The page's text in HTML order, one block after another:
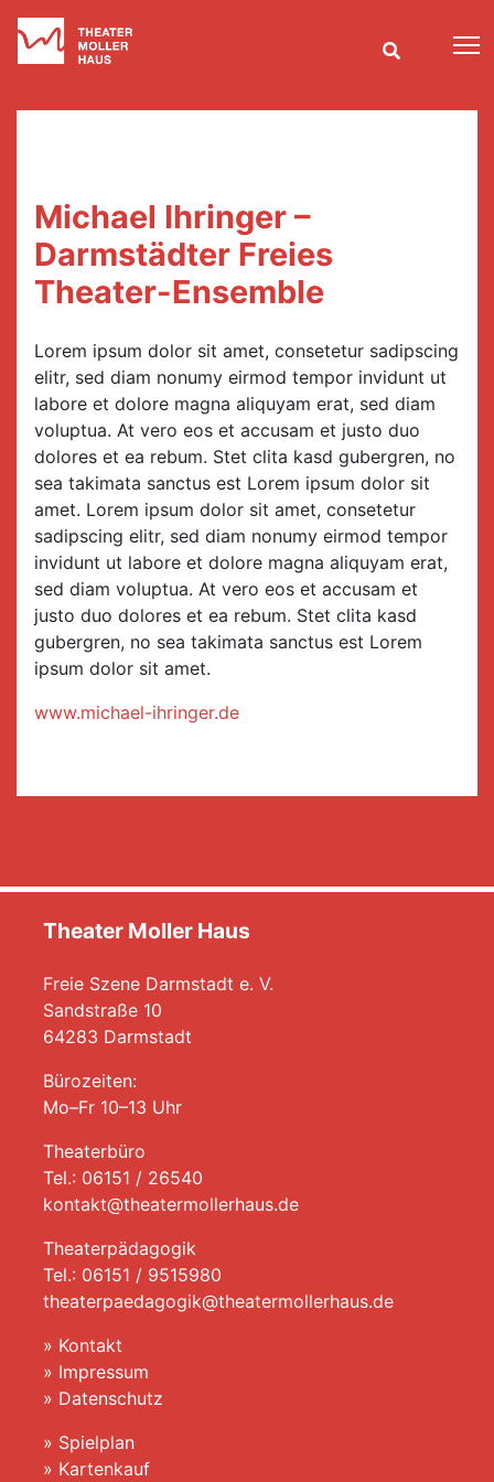
Michael Ihringer –
Darmstädter Freies
Theater-Ensemble
Lorem ipsum dolor sit amet, consetetur sadipscing
elitr, sed diam nonumy eirmod tempor invidunt ut
labore et dolore magna aliquyam erat, sed diam
voluptua. At vero eos et accusam et justo duo
dolores et ea rebum. Stet clita kasd gubergren, no
sea takimata sanctus est Lorem ipsum dolor sit
amet. Lorem ipsum dolor sit amet, consetetur
sadipscing elitr, sed diam nonumy eirmod tempor
invidunt ut labore et dolore magna aliquyam erat,
sed diam voluptua. At vero eos et accusam et
justo duo dolores et ea rebum. Stet clita kasd
gubergren, no sea takimata sanctus est Lorem
ipsum dolor sit amet.
www.michael-ihringer.de
Theater Moller Haus
Freie Szene Darmstadt e. V.
Sandstraße 10
64283 Darmstadt
Bürozeiten:
Mo–Fr 10–13 Uhr
Theaterbüro
Tel.: 06151 / 26540
kontakt@theatermollerhaus.de
Theaterpädagogik
Tel.: 06151 / 9515980
theaterpaedagogik@theatermollerhaus.de
» Kontakt
» Impressum
» Datenschutz
» Spielplan
» Kartenkauf